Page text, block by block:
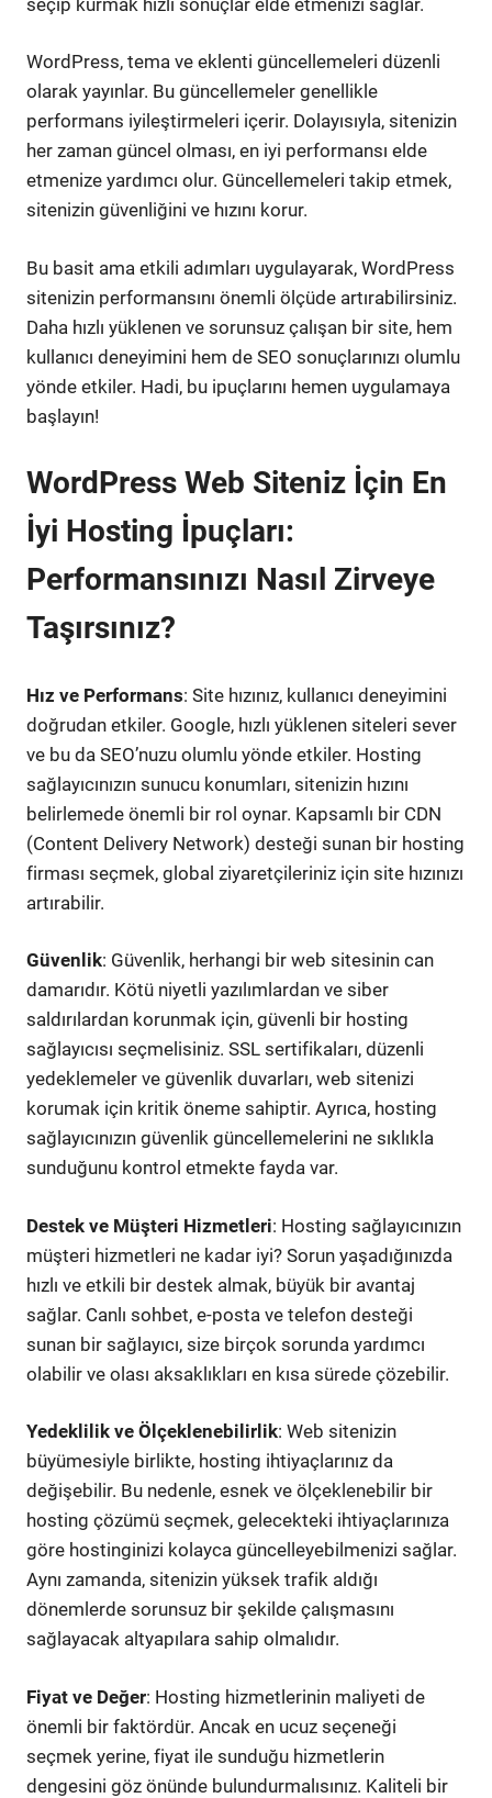
WordPress, tema ve eklenti güncellemeleri düzenli
olarak yayınlar. Bu güncellemeler genellikle
performans iyileştirmeleri içerir. Dolayısıyla, sitenizin
her zaman güncel olması, en iyi performansı elde
etmenize yardımcı olur. Güncellemeleri takip etmek,
sitenizin güvenliğini ve hızını korur.
Bu basit ama etkili adımları uygulayarak, WordPress
sitenizin performansını önemli ölçüde artırabilirsiniz.
Daha hızlı yüklenen ve sorunsuz çalışan bir site, hem
kullanıcı deneyimini hem de SEO sonuçlarınızı olumlu
yönde etkiler. Hadi, bu ipuçlarını hemen uygulamaya
başlayın!
WordPress Web Siteniz İçin En
İyi Hosting İpuçları:
Performansınızı Nasıl Zirveye
Taşırsınız?
Hız ve Performans: Site hızınız, kullanıcı deneyimini
doğrudan etkiler. Google, hızlı yüklenen siteleri sever
ve bu da SEO’nuzu olumlu yönde etkiler. Hosting
sağlayıcınızın sunucu konumları, sitenizin hızını
belirlemede önemli bir rol oynar. Kapsamlı bir CDN
(Content Delivery Network) desteği sunan bir hosting
firması seçmek, global ziyaretçileriniz için site hızınızı
artırabilir.
Güvenlik: Güvenlik, herhangi bir web sitesinin can
damarıdır. Kötü niyetli yazılımlardan ve siber
saldırılardan korunmak için, güvenli bir hosting
sağlayıcısı seçmelisiniz. SSL sertifikaları, düzenli
yedeklemeler ve güvenlik duvarları, web sitenizi
korumak için kritik öneme sahiptir. Ayrıca, hosting
sağlayıcınızın güvenlik güncellemelerini ne sıklıkla
sunduğunu kontrol etmekte fayda var.
Destek ve Müşteri Hizmetleri: Hosting sağlayıcınızın
müşteri hizmetleri ne kadar iyi? Sorun yaşadığınızda
hızlı ve etkili bir destek almak, büyük bir avantaj
sağlar. Canlı sohbet, e-posta ve telefon desteği
sunan bir sağlayıcı, size birçok sorunda yardımcı
olabilir ve olası aksaklıkları en kısa sürede çözebilir.
Yedeklilik ve Ölçeklenebilirlik: Web sitenizin
büyümesiyle birlikte, hosting ihtiyaçlarınız da
değişebilir. Bu nedenle, esnek ve ölçeklenebilir bir
hosting çözümü seçmek, gelecekteki ihtiyaçlarınıza
göre hostinginizi kolayca güncelleyebilmenizi sağlar.
Aynı zamanda, sitenizin yüksek trafik aldığı
dönemlerde sorunsuz bir şekilde çalışmasını
sağlayacak altyapılara sahip olmalıdır.
Fiyat ve Değer: Hosting hizmetlerinin maliyeti de
önemli bir faktördür. Ancak en ucuz seçeneği
seçmek yerine, fiyat ile sunduğu hizmetlerin
dengesini göz önünde bulundurmalısınız. Kaliteli bir